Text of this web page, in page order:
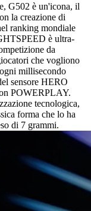
G502 è un'icona, il
la creazione di
ranking mondiale
è ultra-
da
che vogliono
millisecondo
sensore HERO
POWERPLAY.
tecnologica,
forma che lo ha
di 7 grammi.